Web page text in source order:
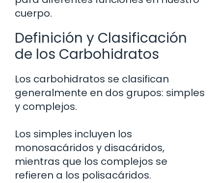
cuerpo.
Definición y Clasificación
de los Carbohidratos
Los carbohidratos se clasifican
generalmente en dos grupos: simples
y complejos.
Los simples incluyen los
monosacáridos y disacáridos,
mientras que los complejos se
refieren a los polisacáridos.